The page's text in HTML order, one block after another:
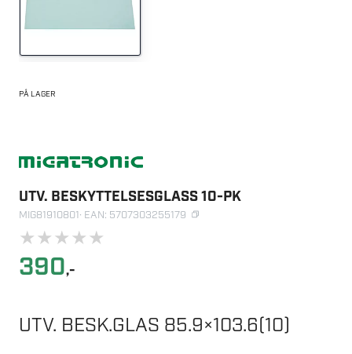
PÅ LAGER
UTV. BESKYTTELSESGLASS 10-PK
MIG81910801· EAN: 5707303255179
★★★★★
390,-
UTV. BESK.GLAS 85.9×103.6(10)